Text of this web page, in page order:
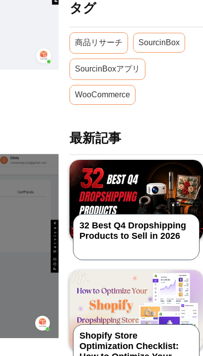
タグ
商品リサーチ SourcinBox
SourcinBoxアプリ
WooCommerce
最新記事
32 Best Q4 Dropshipping
Products to Sell in 2026
Shopify Store
Optimization Checklist: